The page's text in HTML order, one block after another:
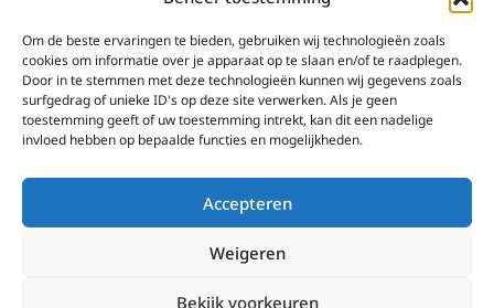
Om de beste ervaringen te bieden, gebruiken wij technologieën zoals
cookies om informatie over je apparaat op te slaan en/of te raadplegen.
Door in te stemmen met deze technologieën kunnen wij gegevens zoals
surfgedrag of unieke ID's op deze site verwerken. Als je geen
toestemming geeft of uw toestemming intrekt, kan dit een nadelige
invloed hebben op bepaalde functies en mogelijkheden.
Accepteren
Weigeren
Bekijk voorkeuren
Livestream
Informatie
Geschiedenis
Organisatiegegevens